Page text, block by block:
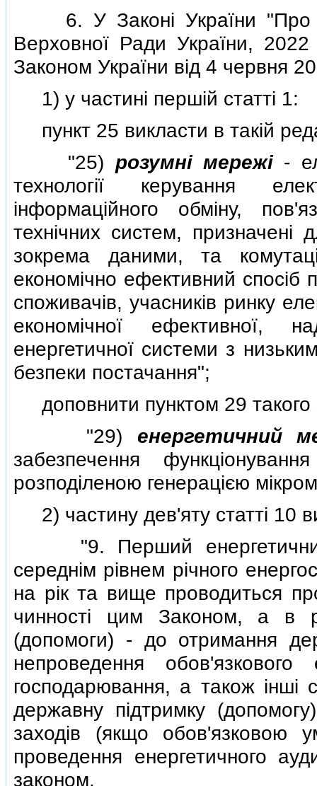
6. У Законi України "Про
Верховної Ради України,
Законом України вiд 4 червня
1) у частинi першiй статтi 1:
пункт 25 викласти в такiй
"25) розумнi мережi-
технологiї керування
iнформацiйного обмiну,
технiчних систем, призначенi
зокрема даними, та
економiчно ефективний спосiб
споживачiв, учасникiв ринку
економiчної ефективної,
енергетичної системи з
безпеки постачання";
доповнити пунктом 29 такого
"29) енергетичний
забезпечення
розподiленою генерацiєю
2) частину дев'яту статтi 10
"9. Перший енергетичний
середнiм рiвнем рiчного
на рiк та вище проводиться
чинностi цим Законом, а в
(допомоги) - до отримання
непроведення
господарювання, а також iншi
державну пiдтримку
заходiв (якщо обов'язковою
проведення енергетичного
законом.